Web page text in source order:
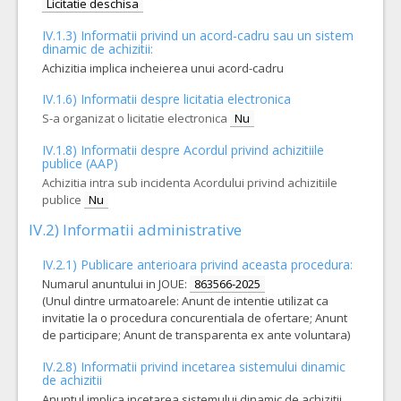
Licitatie deschisa
IV.1.3) Informatii privind un acord-cadru sau un sistem
dinamic de achizitii:
Achizitia implica incheierea unui acord-cadru
IV.1.6) Informatii despre licitatia electronica
S-a organizat o licitatie electronica Nu
IV.1.8) Informatii despre Acordul privind achizitiile
publice (AAP)
Achizitia intra sub incidenta Acordului privind achizitiile
publice Nu
IV.2) Informatii administrative
IV.2.1) Publicare anterioara privind aceasta procedura:
Numarul anuntului in JOUE: 863566-2025
(Unul dintre urmatoarele: Anunt de intentie utilizat ca
invitatie la o procedura concurentiala de ofertare; Anunt
de participare; Anunt de transparenta ex ante voluntara)
IV.2.8) Informatii privind incetarea sistemului dinamic
de achizitii